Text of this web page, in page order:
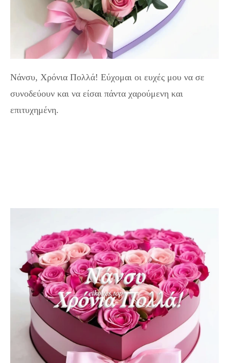
Νάνσυ, Χρόνια Πολλά! Εύχομαι οι ευχές μου να σε
συνοδεύουν και να είσαι πάντα χαρούμενη και
επιτυχημένη.